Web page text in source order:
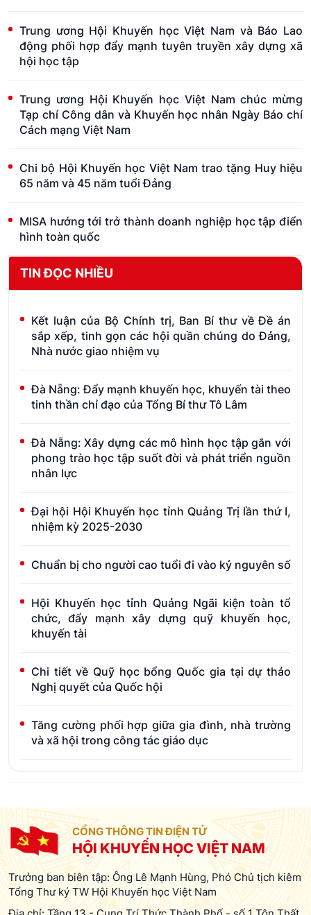
Trung ương Hội Khuyến học Việt Nam và Báo Lao
động phối hợp đẩy mạnh tuyên truyền xây dựng xã
hội học tập
Trung ương Hội Khuyến học Việt Nam chúc mừng
Tạp chí Công dân và Khuyến học nhân Ngày Báo chí
Cách mạng Việt Nam
Chi bộ Hội Khuyến học Việt Nam trao tặng Huy hiệu
65 năm và 45 năm tuổi Đảng
MISA hướng tới trở thành doanh nghiệp học tập điển
hình toàn quốc
TIN ĐỌC NHIỀU
Kết luận của Bộ Chính trị, Ban Bí thư về Đề án
sắp xếp, tinh gọn các hội quần chúng do Đảng,
Nhà nước giao nhiệm vụ
Đà Nẵng: Đẩy mạnh khuyến học, khuyến tài theo
tinh thần chỉ đạo của Tổng Bí thư Tô Lâm
Đà Nẵng: Xây dựng các mô hình học tập gắn với
phong trào học tập suốt đời và phát triển nguồn
nhân lực
Đại hội Hội Khuyến học tỉnh Quảng Trị lần thứ I,
nhiệm kỳ 2025-2030
Chuẩn bị cho người cao tuổi đi vào kỷ nguyên số
Hội Khuyến học tỉnh Quảng Ngãi kiện toàn tổ
chức, đẩy mạnh xây dựng quỹ khuyến học,
khuyến tài
Chi tiết về Quỹ học bổng Quốc gia tại dự thảo
Nghị quyết của Quốc hội
Tăng cường phối hợp giữa gia đình, nhà trường
và xã hội trong công tác giáo dục
CỔNG THÔNG TIN ĐIỆN TỬ
HỘI KHUYẾN HỌC VIỆT NAM
Trưởng ban biên tập: Ông Lê Mạnh Hùng, Phó Chủ tịch kiêm
Tổng Thư ký TW Hội Khuyến học Việt Nam